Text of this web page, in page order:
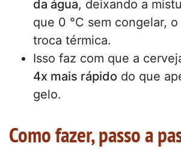
da água, deixando a
que 0 °C sem congelar,
troca térmica.
Isso faz com que a
4x mais rápido do que
gelo.
Como fazer, passo a